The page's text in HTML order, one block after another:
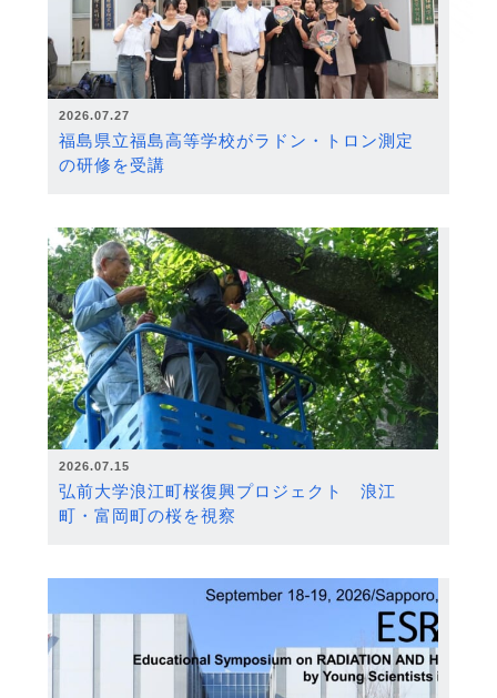
2026.07.27
福島県立福島高等学校がラドン・トロン測定
の研修を受講
2026.07.15
弘前大学浪江町桜復興プロジェクト 浪江
町・富岡町の桜を視察